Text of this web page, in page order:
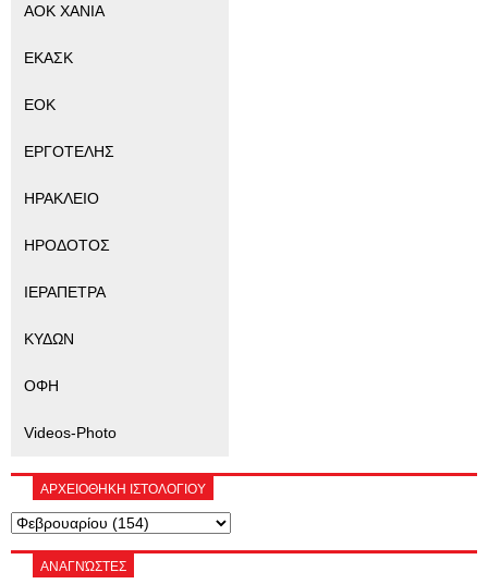
ΑΟΚ ΧΑΝΙΑ
ΕΚΑΣΚ
ΕΟΚ
ΕΡΓΟΤΕΛΗΣ
ΗΡΑΚΛΕΙΟ
ΗΡΟΔΟΤΟΣ
ΙΕΡΑΠΕΤΡΑ
ΚΥΔΩΝ
ΟΦΗ
Videos-Photo
ΑΡΧΕΙΟΘΗΚΗ ΙΣΤΟΛΟΓΙΟΥ
ΑΝΑΓΝΏΣΤΕΣ